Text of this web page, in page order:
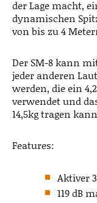
der Lage macht,
dynamischen
von bis zu 4
Der SM-8 kann
jeder anderen
werden, die ein
verwendet und
14,5kg tragen
Features:
Aktiver
119 dB